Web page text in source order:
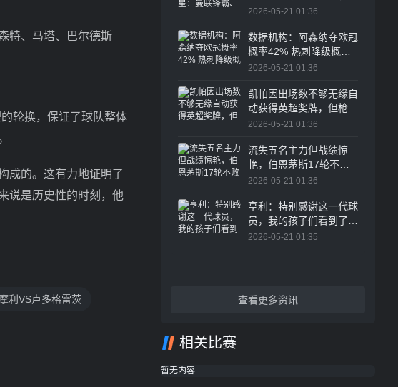
特、马塔、巴尔德斯
轮换，保证了球队整体
成的。这有力地证明了
说是历史性的时刻，他
利VS卢多格雷茨
真核在列
2026-05-21 01:36
数据机构：阿森纳夺欧冠
概率42% 热刺降级概率
14%
2026-05-21 01:36
凯帕因出场数不够无缘自
动获得英超奖牌，但枪手
能自行分配
2026-05-21 01:36
流失五名主力但战绩惊
艳，伯恩茅斯17轮不败
队史首次进军欧战
2026-05-21 01:36
亨利：特别感谢这一代球
员，我的孩子们看到了阿
森纳英超夺冠
2026-05-21 01:35
查看更多资讯
相关比赛
暂无内容